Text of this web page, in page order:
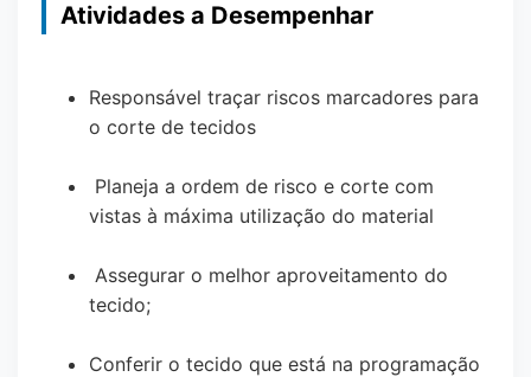
Atividades a Desempenhar
Responsável traçar riscos marcadores para
o corte de tecidos
Planeja a ordem de risco e corte com
vistas à máxima utilização do material
Assegurar o melhor aproveitamento do
tecido;
Conferir o tecido que está na programação